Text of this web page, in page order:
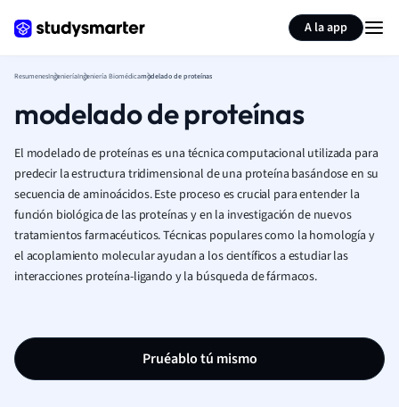
A la app
ResumenesIngenieríaIngeniería Biomédicamodelado de proteínas
modelado de proteínas
El modelado de proteínas es una técnica computacional utilizada para
predecir la estructura tridimensional de una proteína basándose en su
secuencia de aminoácidos. Este proceso es crucial para entender la
función biológica de las proteínas y en la investigación de nuevos
tratamientos farmacéuticos. Técnicas populares como la homología y
el acoplamiento molecular ayudan a los científicos a estudiar las
interacciones proteína-ligando y la búsqueda de fármacos.
Pruéablo tú mismo
Resumir página